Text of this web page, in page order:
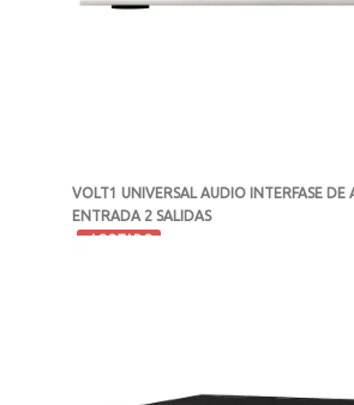
VOLT1 UNIVERSAL AUDIO INTERFASE DE
ENTRADA 2 SALIDAS
AGOTADO